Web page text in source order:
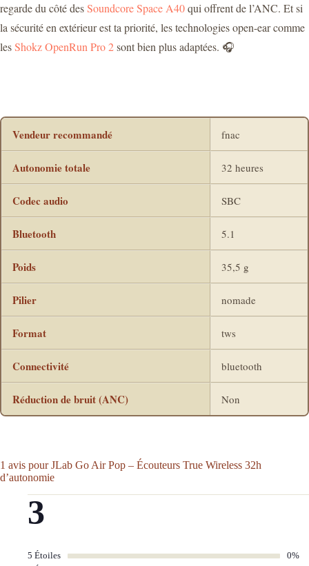
regarde du côté desSoundcore Space A40qui offrent de l’ANC. Et si
la sécurité en extérieur est ta priorité, les technologies open-ear comme
lesShokz OpenRun Pro 2sont bien plus adaptées. 🎧
Vendeur recommandé fnac
Autonomie totale 32 heures
Codec audio SBC
Bluetooth 5.1
Poids 35,5 g
Pilier nomade
Format tws
Connectivité bluetooth
Réduction de bruit (ANC) Non
1 avis pourJLab Go Air Pop – Écouteurs True Wireless 32h
d’autonomie
3
5 Étoiles
0%